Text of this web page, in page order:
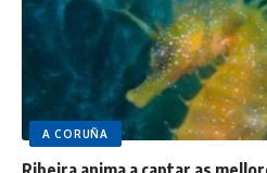
A CORUÑA